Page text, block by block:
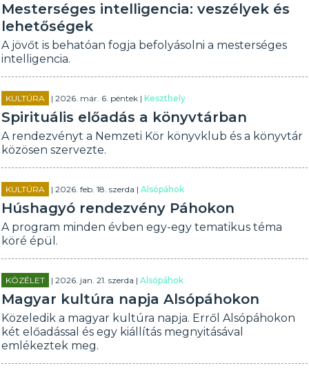
Mesterséges intelligencia: veszélyek és
lehetőségek
A jövőt is behatóan fogja befolyásolni a mesterséges
intelligencia.
KULTÚRA | 2026. már. 6. péntek |Keszthely
Spirituális előadás a könyvtárban
A rendezvényt a Nemzeti Kör könyvklub és a könyvtár
közösen szervezte.
KULTÚRA | 2026. feb. 18. szerda |Alsópáhok
Húshagyó rendezvény Páhokon
A program minden évben egy-egy tematikus téma
köré épül.
KÖZÉLET | 2026. jan. 21. szerda |Alsópáhok
Magyar kultúra napja Alsópáhokon
Közeledik a magyar kultúra napja. Erről Alsópáhokon
két előadással és egy kiállítás megnyitásával
emlékeztek meg.